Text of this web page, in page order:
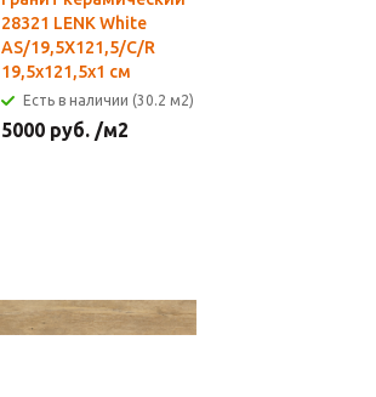
28321 LENK White
AS/19,5X121,5/C/R
19,5x121,5x1 см
Есть в наличии (30.2 м2)
5000 руб. /м2